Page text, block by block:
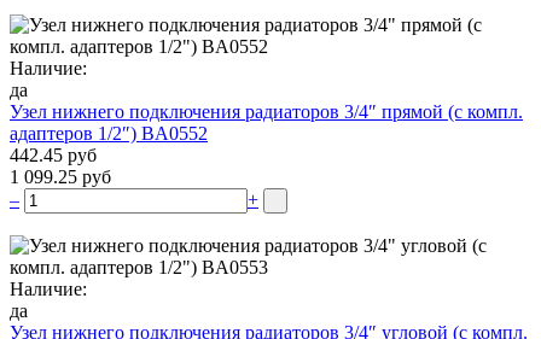
Наличие:
да
Узел нижнего подключения радиаторов 3/4″ прямой (c компл.
адаптеров 1/2″) BA0552
442.45 руб
1 099.25 руб
–
+
Наличие:
да
Узел нижнего подключения радиаторов 3/4″ угловой (c компл.